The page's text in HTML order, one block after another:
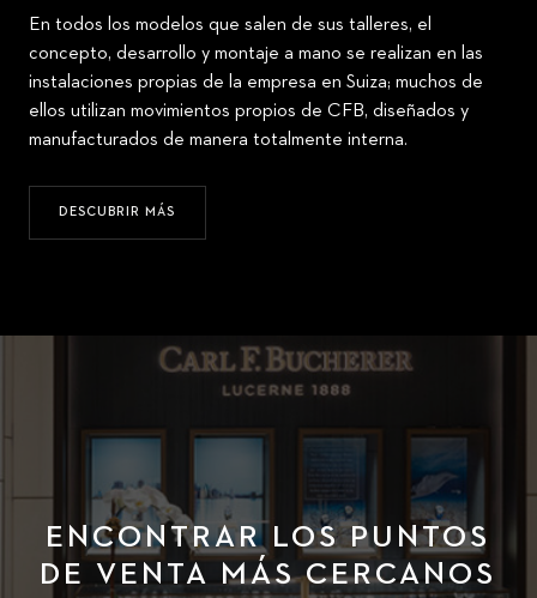
En todos los modelos que salen de sus talleres, el
concepto, desarrollo y montaje a mano se realizan en las
instalaciones propias de la empresa en Suiza; muchos de
ellos utilizan movimientos propios de CFB, diseñados y
manufacturados de manera totalmente interna.
DESCUBRIR MÁS
ENCONTRAR LOS PUNTOS
DE VENTA MÁS CERCANOS